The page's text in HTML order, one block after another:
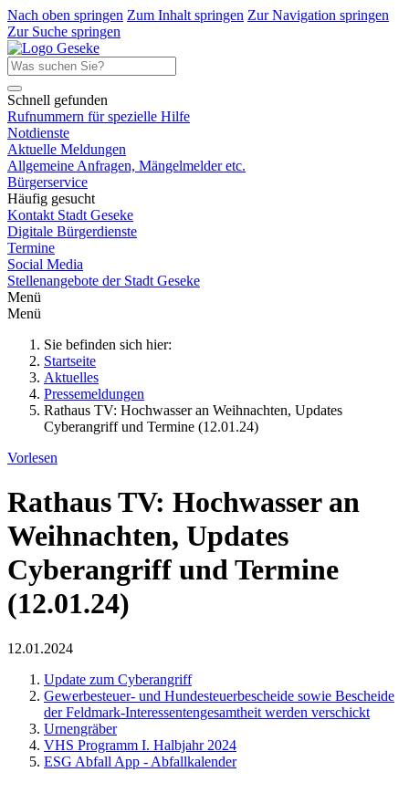
Nach oben springen Zum Inhalt springen Zur Navigation springen
Zur Suche springen
Schnell gefunden
Rufnummern für spezielle Hilfe
Notdienste
Aktuelle Meldungen
Allgemeine Anfragen, Mängelmelder etc.
Bürgerservice
Häufig gesucht
Kontakt Stadt Geseke
Digitale Bürgerdienste
Termine
Social Media
Stellenangebote der Stadt Geseke
Menü
Menü
Sie befinden sich hier:
Startseite
Aktuelles
Pressemeldungen
Rathaus TV: Hochwasser an Weihnachten, Updates
Cyberangriff und Termine (12.01.24)
Vorlesen
Rathaus TV: Hochwasser an
Weihnachten, Updates
Cyberangriff und Termine
(12.01.24)
12.01.2024
Update zum Cyberangriff
Gewerbesteuer- und Hundesteuerbescheide sowie Bescheide
der Feldmark-Interessentengesamtheit werden verschickt
Urnengräber
VHS Programm I. Halbjahr 2024
ESG Abfall App - Abfallkalender